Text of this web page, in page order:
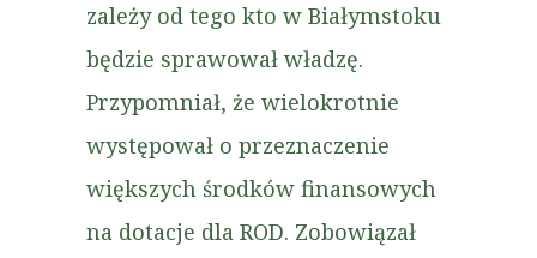
zależy od tego kto w Białymstoku
będzie sprawował władzę.
Przypomniał, że wielokrotnie
występował o przeznaczenie
większych środków finansowych
na dotacje dla ROD. Zobowiązał